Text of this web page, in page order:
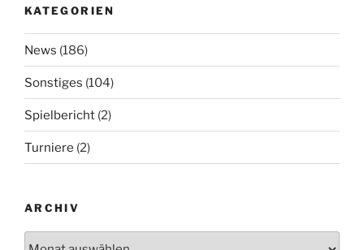
KATEGORIEN
News (186)
Sonstiges (104)
Spielbericht (2)
Turniere (2)
ARCHIV